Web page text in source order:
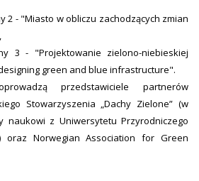
2 - "Miasto w obliczu zachodzących zmian
3 - "Projektowanie zielono-niebieskiej
green and blue infrastructure".
przedstawiciele partnerów
Stowarzyszenia „Dachy Zielone” (w
naukowi z Uniwersytetu Przyrodniczego
oraz Norwegian Association for Green